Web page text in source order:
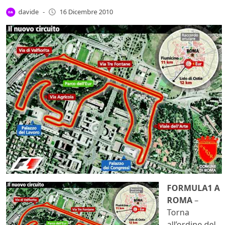
davide - 16 Dicembre 2010
FORMULA1 A
ROMA–
Torna